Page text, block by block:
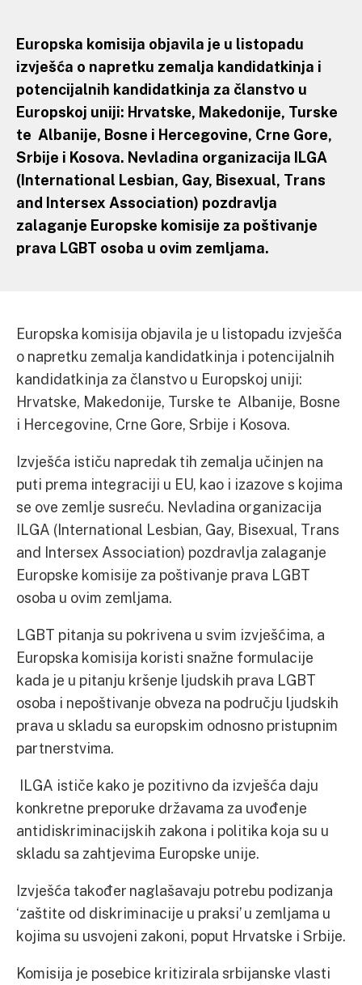
Europska komisija objavila je u listopadu
izvješća o napretku zemalja kandidatkinja i
potencijalnih kandidatkinja za članstvo u
Europskoj uniji: Hrvatske, Makedonije, Turske
te Albanije, Bosne i Hercegovine, Crne Gore,
Srbije i Kosova. Nevladina organizacija ILGA
(International Lesbian, Gay, Bisexual, Trans
and Intersex Association) pozdravlja
zalaganje Europske komisije za poštivanje
prava LGBT osoba u ovim zemljama.
Europska komisija objavila je u listopadu izvješća
o napretku zemalja kandidatkinja i potencijalnih
kandidatkinja za članstvo u Europskoj uniji:
Hrvatske, Makedonije, Turske te Albanije, Bosne
i Hercegovine, Crne Gore, Srbije i Kosova.
Izvješća ističu napredak tih zemalja učinjen na
puti prema integraciji u EU, kao i izazove s kojima
se ove zemlje susreću. Nevladina organizacija
ILGA (International Lesbian, Gay, Bisexual, Trans
and Intersex Association) pozdravlja zalaganje
Europske komisije za poštivanje prava LGBT
osoba u ovim zemljama.
LGBT pitanja su pokrivena u svim izvješćima, a
Europska komisija koristi snažne formulacije
kada je u pitanju kršenje ljudskih prava LGBT
osoba i nepoštivanje obveza na području ljudskih
prava u skladu sa europskim odnosno pristupnim
partnerstvima.
ILGA ističe kako je pozitivno da izvješća daju
konkretne preporuke državama za uvođenje
antidiskriminacijskih zakona i politika koja su u
skladu sa zahtjevima Europske unije.
Izvješća također naglašavaju potrebu podizanja
‘zaštite od diskriminacije u praksi’ u zemljama u
kojima su usvojeni zakoni, poput Hrvatske i Srbije.
Komisija je posebice kritizirala srbijanske vlasti